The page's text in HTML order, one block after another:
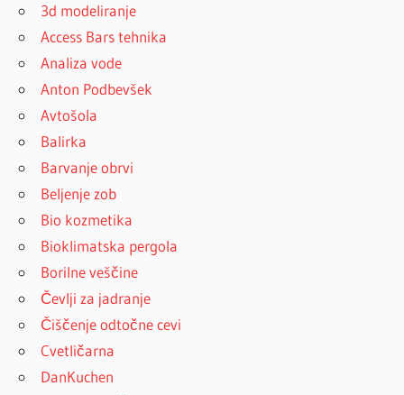
3d modeliranje
Access Bars tehnika
Analiza vode
Anton Podbevšek
Avtošola
Balirka
Barvanje obrvi
Beljenje zob
Bio kozmetika
Bioklimatska pergola
Borilne veščine
Čevlji za jadranje
Čiščenje odtočne cevi
Cvetličarna
DanKuchen